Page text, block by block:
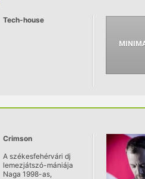
Tech-house
Crimson
A székesfehérvári dj
lemezjátszó-mániája
Naga 1998-as,